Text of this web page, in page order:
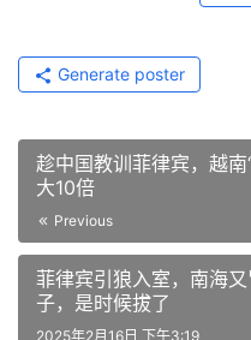
Generate poster
趁中国教训菲律宾，越
大10倍
Previous
菲律宾引狼入室，南海
子，是时候拔了
2025年2月16日 下午3:19